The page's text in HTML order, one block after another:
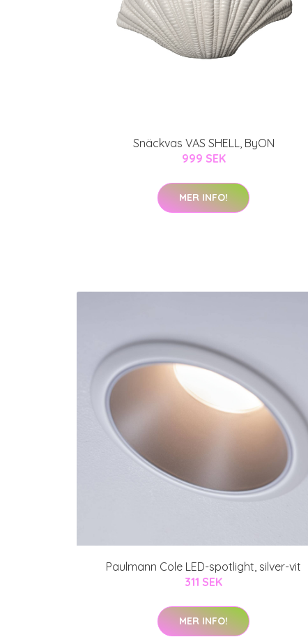
Snäckvas VAS SHELL, ByON
999 SEK
MER INFO!
Paulmann Cole LED-spotlight, silver-vit
311 SEK
MER INFO!